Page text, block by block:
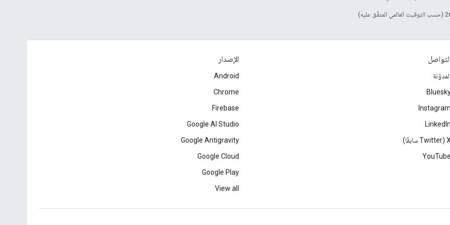
التواصل
المدوّنة
Instagram
LinkedIn
‫X ‏(Twitter سابقًا)
YouTube
الإصدار
Android
Chrome
Firebase
Google AI Studio
Google Antigravity
Google Cloud
Google Play
View all